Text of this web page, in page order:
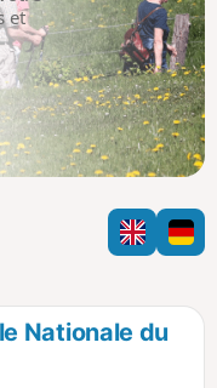
p
et
Nationale du